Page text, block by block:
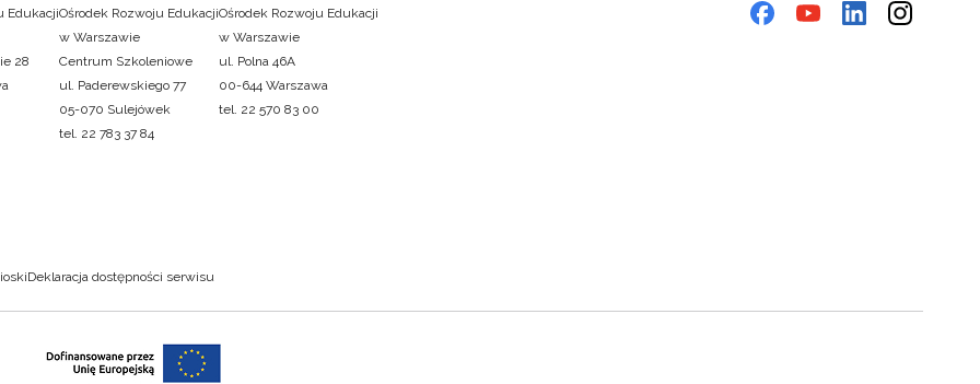
Edukacji
28
Ośrodek Rozwoju Edukacji
w Warszawie
Centrum Szkoleniowe
ul. Paderewskiego 77
05-070 Sulejówek
tel. 22 783 37 84
Ośrodek Rozwoju Edukacji
w Warszawie
ul. Polna 46A
00-644 Warszawa
tel. 22 570 83 00
Deklaracja dostępności serwisu